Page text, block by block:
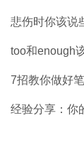
悲伤时你该说
too和enough
7招教你做好
经验分享：你